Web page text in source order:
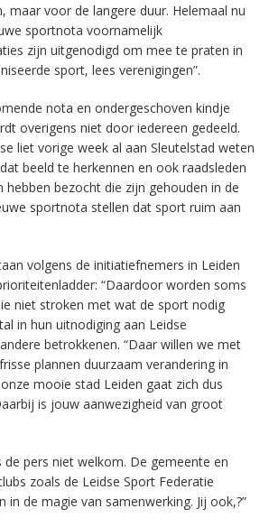
maar voor de langere duur. Helemaal nu
sportnota voornamelijk
zijn uitgenodigd om mee te praten in
sport, lees verenigingen”.
nota en ondergeschoven kindje
overigens niet door iedereen gedeeld.
liet vorige week al aan Sleutelstad weten
beeld te herkennen en ook raadsleden
hebben bezocht die zijn gehouden in de
sportnota stellen dat sport ruim aan
volgens de initiatiefnemers in Leiden
“Daardoor worden soms
niet stroken met wat de sport nodig
in hun uitnodiging aan Leidse
betrokkenen. “Daar willen we met
plannen duurzaam verandering in
mooie stad Leiden gaat zich dus
is jouw aanwezigheid van groot
pers niet welkom. De gemeente en
zoals de Leidse Sport Federatie
in de magie van samenwerking. Jij ook,?”